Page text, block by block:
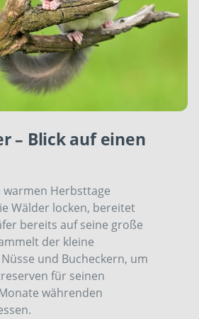
– Blick auf einen
Herbsttage
Wälder locken, bereitet
bereits auf seine große
der kleine
und Bucheckern, um
für seinen
währenden